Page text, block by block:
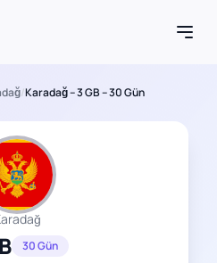
/Karadağ – 3 GB – 30 Gün
30 Gün